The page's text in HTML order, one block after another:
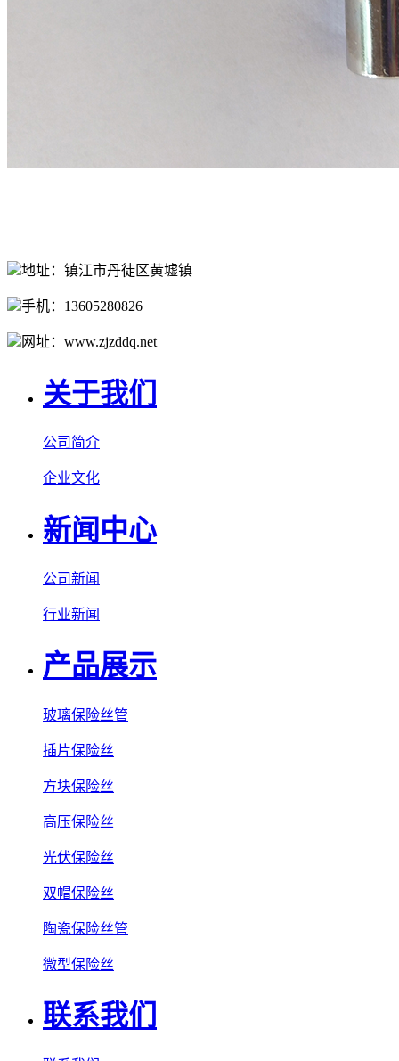
地址：镇江市丹徒区黄墟镇
手机：13605280826
网址：www.zjzddq.net
关于我们
公司简介
企业文化
新闻中心
公司新闻
行业新闻
产品展示
玻璃保险丝管
插片保险丝
方块保险丝
高压保险丝
光伏保险丝
双帽保险丝
陶瓷保险丝管
微型保险丝
联系我们